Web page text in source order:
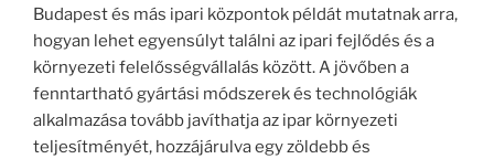
Budapest és más ipari központok példát mutatnak arra,
hogyan lehet egyensúlyt találni az ipari fejlődés és a
környezeti felelősségvállalás között. A jövőben a
fenntartható gyártási módszerek és technológiák
alkalmazása tovább javíthatja az ipar környezeti
teljesítményét, hozzájárulva egy zöldebb és